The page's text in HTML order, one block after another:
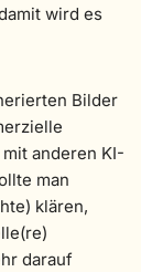
wird es
Bilder
anderen KI-
man
klären,
darauf